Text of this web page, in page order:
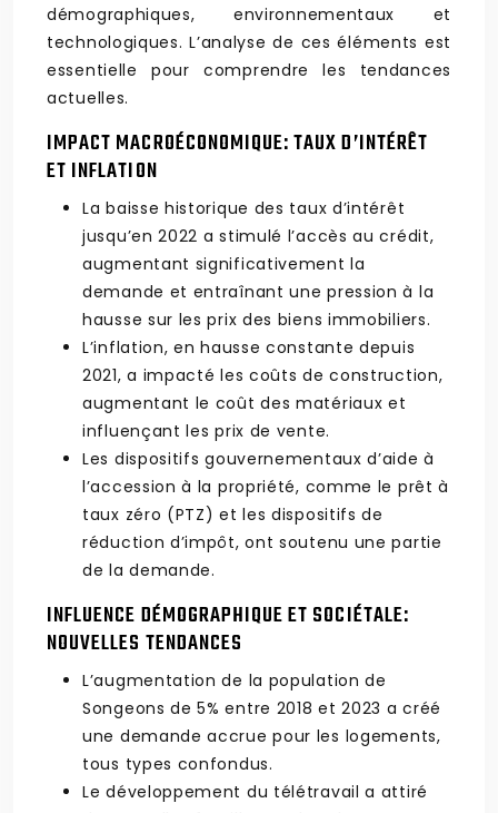
démographiques, environnementaux et
technologiques. L’analyse de ces éléments est
essentielle pour comprendre les tendances
actuelles.
IMPACT MACROÉCONOMIQUE: TAUX D’INTÉRÊT
ET INFLATION
La baisse historique des taux d’intérêt
jusqu’en 2022 a stimulé l’accès au crédit,
augmentant significativement la
demande et entraînant une pression à la
hausse sur les prix des biens immobiliers.
L’inflation, en hausse constante depuis
2021, a impacté les coûts de construction,
augmentant le coût des matériaux et
influençant les prix de vente.
Les dispositifs gouvernementaux d’aide à
l’accession à la propriété, comme le prêt à
taux zéro (PTZ) et les dispositifs de
réduction d’impôt, ont soutenu une partie
de la demande.
INFLUENCE DÉMOGRAPHIQUE ET SOCIÉTALE:
NOUVELLES TENDANCES
L’augmentation de la population de
Songeons de 5% entre 2018 et 2023 a créé
une demande accrue pour les logements,
tous types confondus.
Le développement du télétravail a attiré